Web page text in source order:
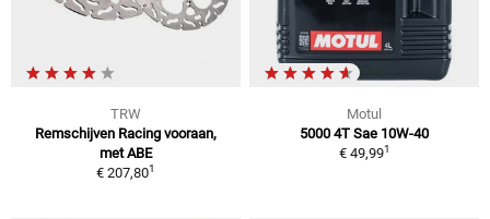
TRW
Remschijven Racing vooraan,
met ABE
€ 207,801
Motul
5000 4T Sae 10W-40
€ 49,991